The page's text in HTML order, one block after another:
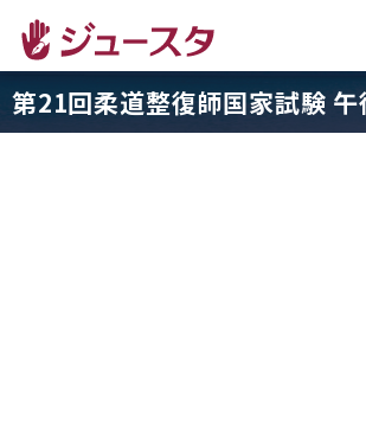
第21回柔道整復師国家試験